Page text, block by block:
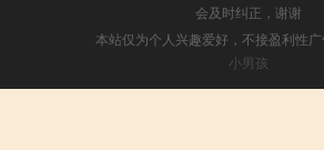
会及时纠正，谢谢
本站仅为个人兴趣爱好，不接盈利性
小男孩